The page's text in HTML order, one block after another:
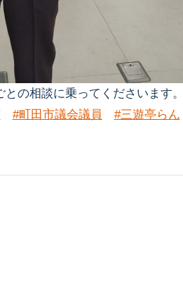
の相談に乗ってくださいます。
#町田市議会議員
#三遊亭らん